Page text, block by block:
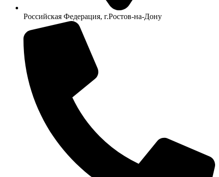
Российская Федерация, г.Ростов-на-Дону